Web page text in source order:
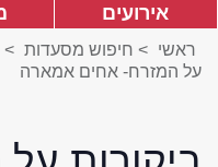
אירועים
ראשי > חיפוש מסעדות >
על המזרח- אחים אמארה